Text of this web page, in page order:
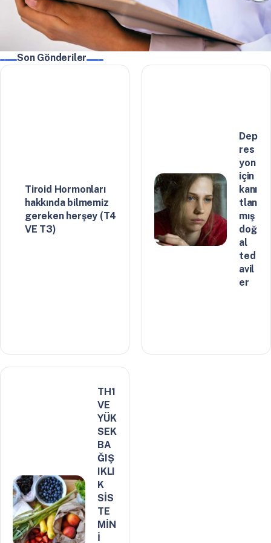
Son Gönderiler
Tiroid Hormonları
hakkında bilmemiz
gereken herşey (T4
VE T3)
Dep
res
yon
için
kanı
tlan
mış
doğ
al
ted
avil
er
TH1
VE
YÜK
SEK
BA
ĞIŞ
IKLI
K
SİS
TE
MİN
İ